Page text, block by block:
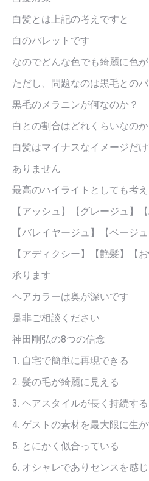
白髪とは上記の考えですと
白のパレットです
なのでどんな色でも綺麗に色
ただし、問題なのは黒毛との
黒毛のメラニンが何なのか？
白との割合はどれくらいなのか
白髪はマイナスなイメージだ
ありません
最高のハイライトとしても考
【アッシュ】【グレージュ】
【バレイヤージュ】【ベージュ
【アディクシー】【艶髪】【お
承ります
ヘアカラーは奥が深いです
是非ご相談ください
神田剛弘の8つの信念
1. 自宅で簡単に再現できる
2. 髪の毛が綺麗に見える
3. ヘアスタイルが長く持続する
4. ゲストの素材を最大限に生
5. とにかく似合っている
6. オシャレでありセンスを感